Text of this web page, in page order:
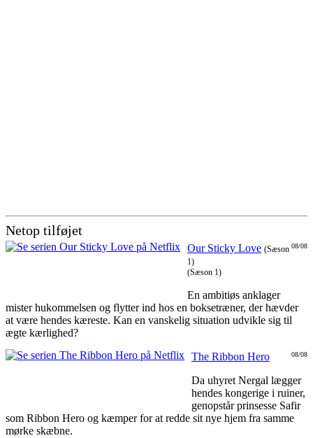
Netop tilføjet
08/08
Our Sticky Love (Sæson
1)
(Sæson 1)
En ambitiøs anklager
mister hukommelsen og flytter ind hos en boksetræner, der hævder
at være hendes kæreste. Kan en vanskelig situation udvikle sig til
ægte kærlighed?
08/08
The Ribbon Hero
Da uhyret Nergal lægger
hendes kongerige i ruiner,
genopstår prinsesse Safir
som Ribbon Hero og kæmper for at redde sit nye hjem fra samme
mørke skæbne.